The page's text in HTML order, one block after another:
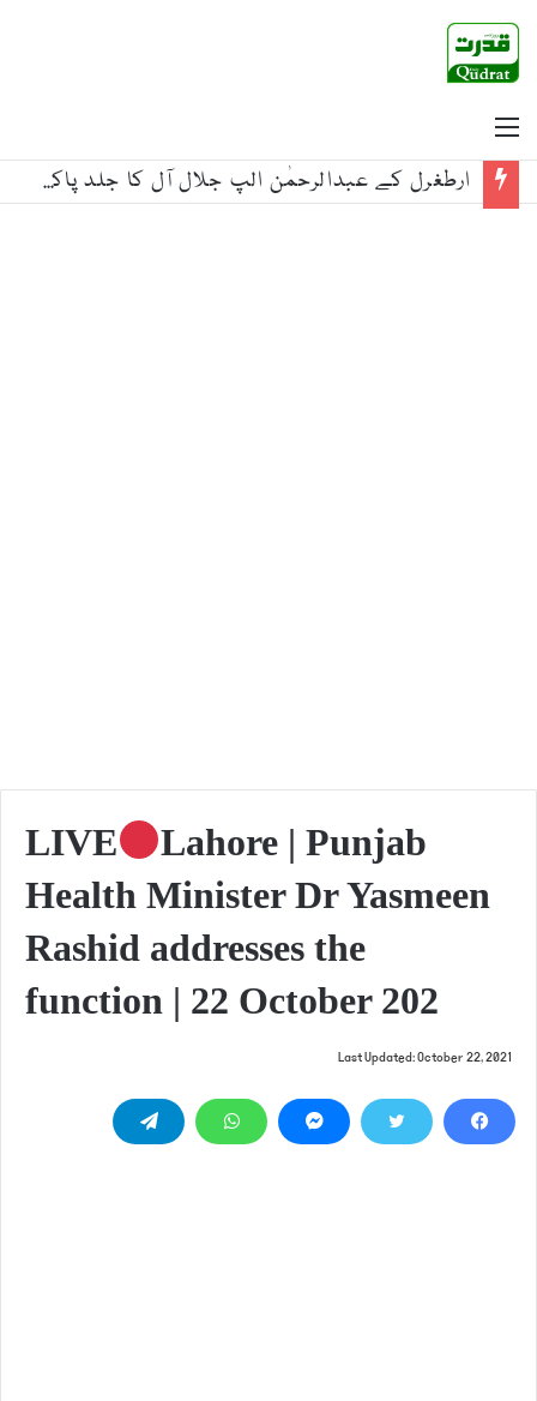
ارطغرل کے عبدالرحمٰن الپ جلال آل کا جلد پاکستان آنے کا اعلان
LIVE
Lahore | Punjab
Health Minister Dr Yasmeen
Rashid addresses the
function ​| 22 October 202
Last Updated: October 22, 2021